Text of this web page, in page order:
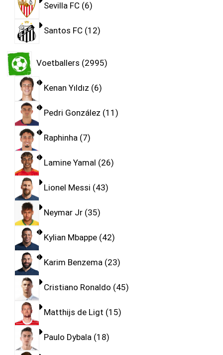
Sevilla FC 6
Santos FC 12
Voetballers 2995
Kenan Yıldız 6
Pedri González 11
Raphinha 7
Lamine Yamal 26
Lionel Messi 43
Neymar Jr 35
Kylian Mbappe 42
Karim Benzema 23
Cristiano Ronaldo 45
Matthijs de Ligt 15
Paulo Dybala 18